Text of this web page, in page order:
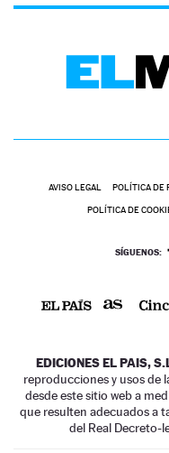
AVISO LEGAL POLÍTICA DE
POLÍTICA DE
SÍGUENOS:
EDICIONES EL PAIS,
reproducciones y usos de
desde este sitio web a
que resulten adecuados a
del Real Decreto-